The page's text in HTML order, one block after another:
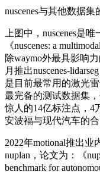
nuscenes与其他数据集
上图中，nuscenes是
《nuscenes: a
除waymo外最具影响
月推出nuscenes-
是目前最常用的激光雷
最完备的测试数据集
惊人的14亿标注点，4
安波福与现代汽车的合
2022年motional推出
nuplan，论文为：《
benchmark for